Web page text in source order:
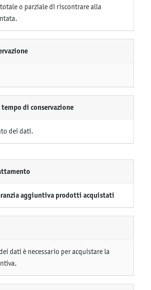
o parziale di riscontrare alla
tempo di conservazione
dei dati.
aggiuntiva prodotti acquistati
dati è necessario per acquistare la